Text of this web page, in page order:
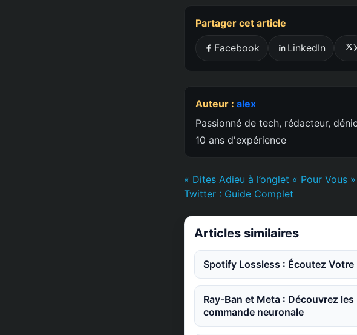
Partager cet article
Facebook LinkedIn
Auteur : alex
Passionné de tech, rédacteur,
10 ans d'expérience
« Dites Adieu à l’onglet « Pour Vous
Twitter : Guide Complet
Articles similaires
Spotify Lossless : Écoutez
Ray-Ban et Meta : Découvrez
commande neuronale